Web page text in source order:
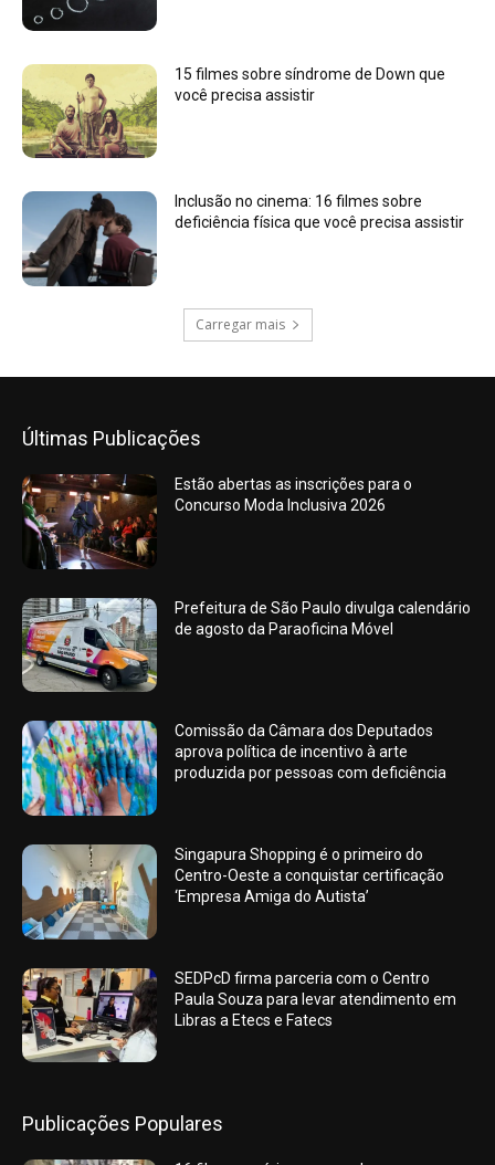
15 filmes sobre síndrome de Down que
você precisa assistir
Inclusão no cinema: 16 filmes sobre
deficiência física que você precisa assistir
Carregar mais
Últimas Publicações
Estão abertas as inscrições para o
Concurso Moda Inclusiva 2026
Prefeitura de São Paulo divulga calendário
de agosto da Paraoficina Móvel
Comissão da Câmara dos Deputados
aprova política de incentivo à arte
produzida por pessoas com deficiência
Singapura Shopping é o primeiro do
Centro-Oeste a conquistar certificação
‘Empresa Amiga do Autista’
SEDPcD firma parceria com o Centro
Paula Souza para levar atendimento em
Libras a Etecs e Fatecs
Publicações Populares